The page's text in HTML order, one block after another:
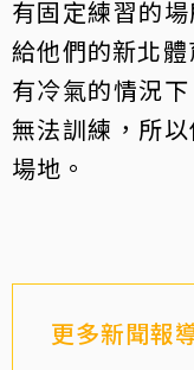
有固定練習的
給他們的新北
有冷氣的情況
無法訓練，所
場地。
更多新聞報